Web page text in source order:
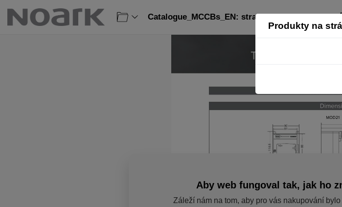
Produkty na
Catalogue_MCCBs_EN: strana 343
Aby web fungoval tak, jak ho
Záleží nám na tom, aby pro vás nakupování